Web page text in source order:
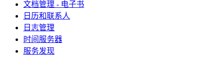
文档管理 - 电子书
日历和联系人
日志管理
时间服务器
服务发现